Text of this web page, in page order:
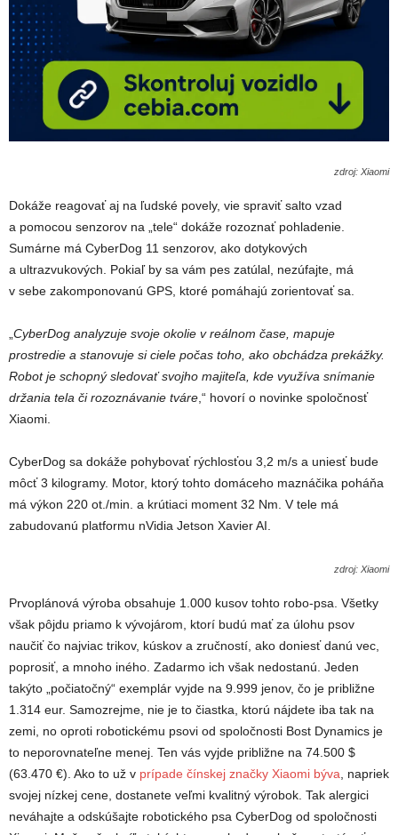
zdroj: Xiaomi
Dokáže reagovať aj na ľudské povely, vie spraviť salto vzad
a pomocou senzorov na „tele“ dokáže rozoznať pohladenie.
Sumárne má CyberDog 11 senzorov, ako dotykových
a ultrazvukových. Pokiaľ by sa vám pes zatúlal, nezúfajte, má
v sebe zakomponovanú GPS, ktoré pomáhajú zorientovať sa.
„CyberDog analyzuje svoje okolie v reálnom čase, mapuje
prostredie a stanovuje si ciele počas toho, ako obchádza prekážky.
Robot je schopný sledovať svojho majiteľa, kde využíva snímanie
držania tela či rozoznávanie tváre,“ hovorí o novinke spoločnosť
Xiaomi.
CyberDog sa dokáže pohybovať rýchlosťou 3,2 m/s a uniesť bude
môcť 3 kilogramy. Motor, ktorý tohto domáceho maznáčika poháňa
má výkon 220 ot./min. a krútiaci moment 32 Nm. V tele má
zabudovanú platformu nVidia Jetson Xavier AI.
zdroj: Xiaomi
Prvoplánová výroba obsahuje 1.000 kusov tohto robo-psa. Všetky
však pôjdu priamo k vývojárom, ktorí budú mať za úlohu psov
naučiť čo najviac trikov, kúskov a zručností, ako doniesť danú vec,
poprosiť, a mnoho iného. Zadarmo ich však nedostanú. Jeden
takýto „počiatočný“ exemplár vyjde na 9.999 jenov, čo je približne
1.314 eur. Samozrejme, nie je to čiastka, ktorú nájdete iba tak na
zemi, no oproti robotickému psovi od spoločnosti Bost Dynamics je
to neporovnateľne menej. Ten vás vyjde približne na 74.500 $
(63.470 €). Ako to už v prípade čínskej značky Xiaomi býva, napriek
svojej nízkej cene, dostanete veľmi kvalitný výrobok. Tak alergici
neváhajte a odskúšajte robotického psa CyberDog od spoločnosti